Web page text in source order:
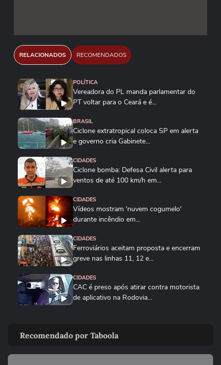
RELACIONADOS RECOMENDADOS
POLÍTICA
Vereadora do PL manda parlamentar do
PT voltar para o Ceará e é...
BRASIL
Ciclone extratropical coloca SP em alerta
e governo cria Gabinete...
CIDADES
Ciclone bomba: Defesa Civil alerta para
ventos de até 100 km/h em...
CIDADES
Vídeos mostram 'nuvem cogumelo'
durante incêndio em...
CIDADES
Ferroviários aceitam proposta e encerram
greve nas linhas 11, 12 e...
CIDADES
CAC é preso após atirar contra motorista
de aplicativo na Rodovia...
de Santos nesta quarta-feira
NOTÍCIAS
Recomendado por Taboola